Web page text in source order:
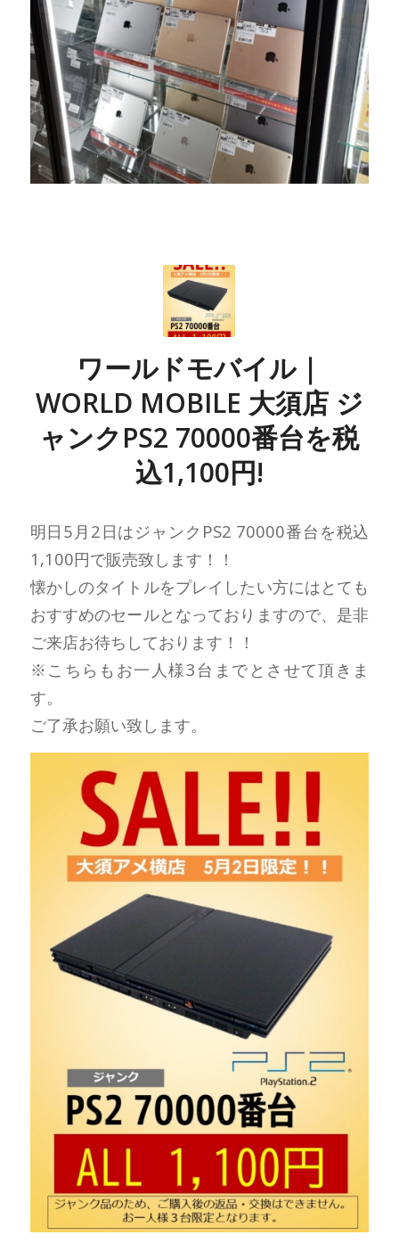
ワールドモバイル｜
WORLD MOBILE 大須店 ジ
ャンクPS2 70000番台を税
込1,100円!
明日5月2日はジャンクPS2 70000番台を税込
1,100円で販売致します！！
懐かしのタイトルをプレイしたい方にはとても
おすすめのセールとなっておりますので、是非
ご来店お待ちしております！！
※こちらもお一人様3台までとさせて頂きま
す。
ご了承お願い致します。